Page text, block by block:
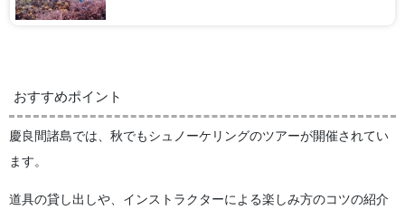
おすすめポイント
慶良間諸島では、秋でもシュノーケリングのツアーが開催されてい
ます。
道具の貸し出しや、インストラクターによる楽しみ方のコツの紹介